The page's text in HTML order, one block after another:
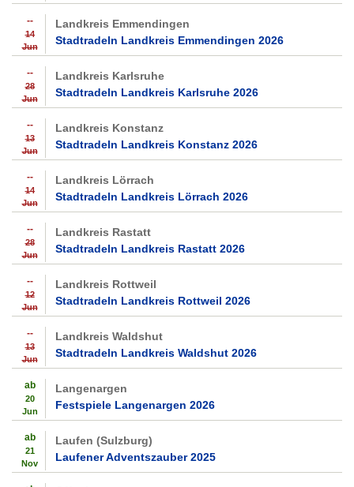
--
14
Jun
Landkreis Emmendingen
Stadtradeln Landkreis Emmendingen 2026
--
28
Jun
Landkreis Karlsruhe
Stadtradeln Landkreis Karlsruhe 2026
--
13
Jun
Landkreis Konstanz
Stadtradeln Landkreis Konstanz 2026
--
14
Jun
Landkreis Lörrach
Stadtradeln Landkreis Lörrach 2026
--
28
Jun
Landkreis Rastatt
Stadtradeln Landkreis Rastatt 2026
--
12
Jun
Landkreis Rottweil
Stadtradeln Landkreis Rottweil 2026
--
13
Jun
Landkreis Waldshut
Stadtradeln Landkreis Waldshut 2026
ab
20
Jun
Langenargen
Festspiele Langenargen 2026
ab
21
Nov
Laufen (Sulzburg)
Laufener Adventszauber 2025